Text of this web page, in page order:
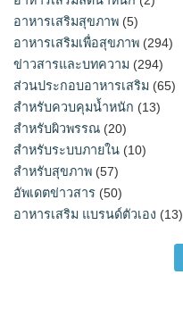
อาหารเสริมสุขภาพ (5)
อาหารเสริมเพื่อสุขภาพ (294)
ข่าวสารและบทความ (294)
ส่วนประกอบอาหารเสริม (65)
สำหรับควบคุมน้ำหนัก (13)
สำหรับผิวพรรณ (20)
สำหรับระบบภายใน (10)
สำหรับสุขภาพ (57)
อัพเดตข่าวสาร (50)
อาหารเสริม แบรนด์ตัวเอง (13)